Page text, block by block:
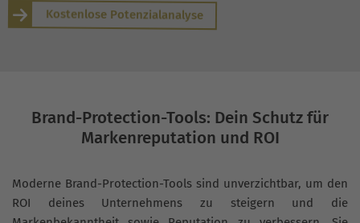
Kostenlose Potenzialanalyse
Brand-Protection-Tools: Dein Schutz für
Markenreputation und ROI
Moderne Brand-Protection-Tools sind unverzichtbar, um den
ROI deines Unternehmens zu steigern und die